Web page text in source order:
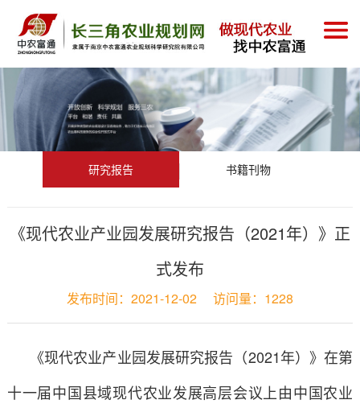
研究报告 书籍刊物
《现代农业产业园发展研究报告（2021年）》正
式发布
发布时间： 2021-12-02 访问量： 1228
《现代农业产业园发展研究报告（2021年）》在第
十一届中国县域现代农业发展高层会议上由中国农业